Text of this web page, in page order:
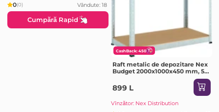
0(0) Vândute: 18
Cumpără Rapid
CashBack: 450
Raft metalic de depozitare Nex
Budget 2000x1000x450 mm, 5
899 L
Vînzător: Nex Distribution